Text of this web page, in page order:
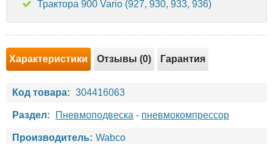
Трактора 900 Vario (927, 930, 933, 936)
Характеристики Отзывы (0) Гарантия
Код товара: 304416063
Раздел: Пневмоподвеска - пневмокомпрессор
Производитель: Wabco